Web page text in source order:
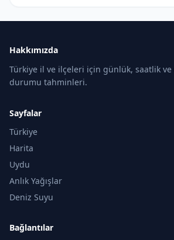
Hakkımızda
Türkiye il ve ilçeleri için günlük, saatlik
durumu tahminleri.
Sayfalar
Türkiye
Harita
Uydu
Anlık Yağışlar
Deniz Suyu
Bağlantılar